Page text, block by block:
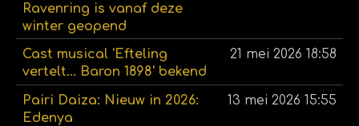
Ravenring is vanaf deze
winter geopend
Cast musical 'Efteling
vertelt... Baron 1898' bekend
21 mei 2026 18:58
Pairi Daiza: Nieuw in 2026:
Edenya
13 mei 2026 15:55